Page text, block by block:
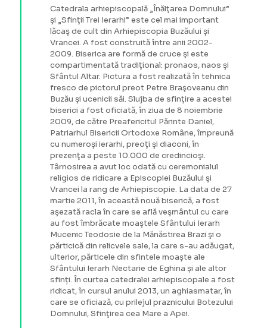
Catedrala arhiepiscopală „Înălţarea Domnului”
şi „Sfinţii Trei Ierarhi” este cel mai important
lăcaş de cult din Arhiepiscopia Buzăului şi
Vrancei. A fost construită între anii 2002-
2009. Biserica are formă de cruce şi este
compartimentată tradiţional: pronaos, naos şi
Sfântul Altar. Pictura a fost realizată în tehnica
fresco de pictorul preot Petre Braşoveanu din
Buzău şi ucenicii săi. Slujba de sfinţire a acestei
biserici a fost oficiată, în ziua de 8 noiembrie
2009, de către Preafericitul Părinte Daniel,
Patriarhul Bisericii Ortodoxe Române, împreună
cu numeroşi ierarhi, preoţi şi diaconi, în
prezenţa a peste 10.000 de credincioşi.
Târnosirea a avut loc odată cu ceremonialul
religios de ridicare a Episcopiei Buzăului şi
Vrancei la rang de Arhiepiscopie. La data de 27
martie 2011, în această nouă biserică, a fost
aşezată racla în care se află veşmântul cu care
au fost îmbrăcate moaştele Sfântului Ierarh
Mucenic Teodosie de la Mănăstirea Brazi şi o
părticică din relicvele sale, la care s-au adăugat,
ulterior, părticele din sfintele moaște ale
Sfântului Ierarh Nectarie de Eghina și ale altor
sfinți. În curtea catedralei arhiepiscopale a fost
ridicat, în cursul anului 2013, un aghiasmatar, în
care se oficiază, cu prilejul praznicului Botezului
Domnului, Sfinţirea cea Mare a Apei.